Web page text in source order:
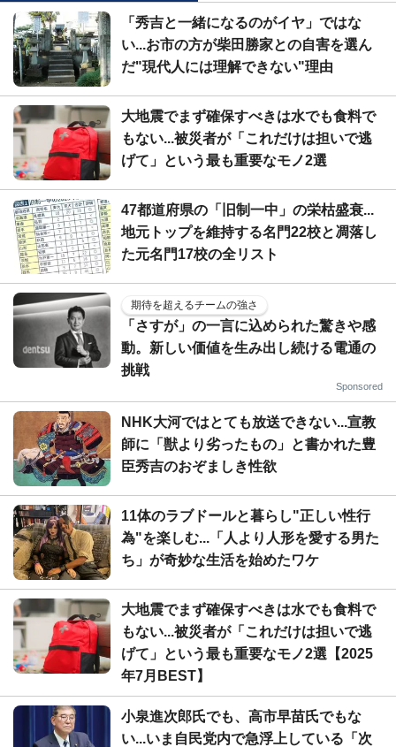
「秀吉と一緒になるのがイヤ」ではな
い...お市の方が柴田勝家との自害を選ん
だ"現代人には理解できない"理由
大地震でまず確保すべきは水でも食料で
もない...被災者が「これだけは担いで逃
げて」という最も重要なモノ2選
47都道府県の「旧制一中」の栄枯盛衰...
地元トップを維持する名門22校と凋落し
た元名門17校の全リスト
期待を超えるチームの強さ
「さすが」の一言に込められた驚きや感
動。新しい価値を生み出し続ける電通の
挑戦
Sponsored
NHK大河ではとても放送できない...宣教
師に「獣より劣ったもの」と書かれた豊
臣秀吉のおぞましき性欲
11体のラブドールと暮らし"正しい性行
為"を楽しむ...「人より人形を愛する男た
ち」が奇妙な生活を始めたワケ
大地震でまず確保すべきは水でも食料で
もない...被災者が「これだけは担いで逃
げて」という最も重要なモノ2選【2025
年7月BEST】
小泉進次郎氏でも、高市早苗氏でもな
い...いま自民党内で急浮上している「次